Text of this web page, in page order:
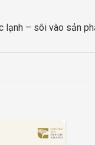
– sôi vào sản